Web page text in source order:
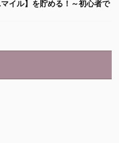
イル】を貯める！～初心者で